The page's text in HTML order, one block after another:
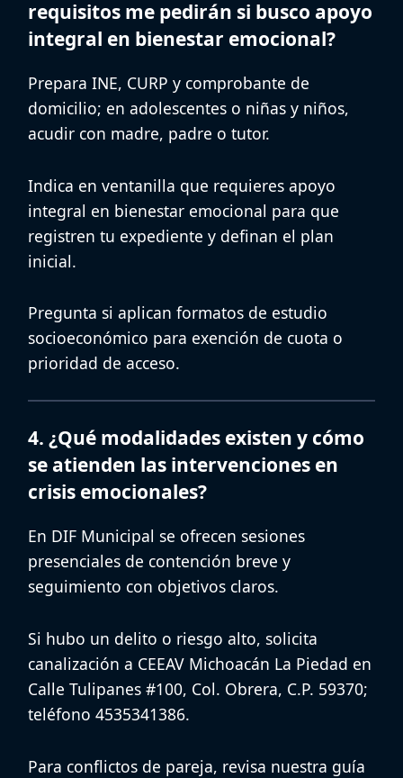
requisitos me pedirán si busco apoyo
integral en bienestar emocional?
Prepara INE, CURP y comprobante de
domicilio; en adolescentes o niñas y niños,
acudir con madre, padre o tutor.
Indica en ventanilla que requieres apoyo
integral en bienestar emocional para que
registren tu expediente y definan el plan
inicial.
Pregunta si aplican formatos de estudio
socioeconómico para exención de cuota o
prioridad de acceso.
4. ¿Qué modalidades existen y cómo
se atienden las intervenciones en
crisis emocionales?
En DIF Municipal se ofrecen sesiones
presenciales de contención breve y
seguimiento con objetivos claros.
Si hubo un delito o riesgo alto, solicita
canalización a CEEAV Michoacán La Piedad en
Calle Tulipanes #100, Col. Obrera, C.P. 59370;
teléfono 4535341386.
Para conflictos de pareja, revisa nuestra guía